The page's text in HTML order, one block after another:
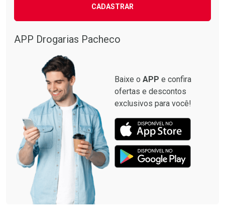
CADASTRAR
APP Drogarias Pacheco
Baixe o APP e confira
ofertas e descontos
exclusivos para você!